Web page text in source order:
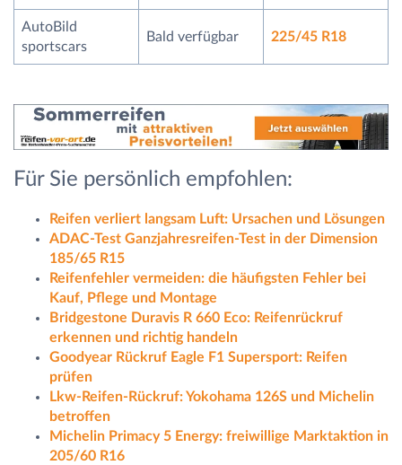
AutoBild
sportscars
Bald verfügbar 225/45 R18
Für Sie persönlich empfohlen:
Reifen verliert langsam Luft: Ursachen und Lösungen
ADAC-Test Ganzjahresreifen-Test in der Dimension
185/65 R15
Reifenfehler vermeiden: die häufigsten Fehler bei
Kauf, Pflege und Montage
Bridgestone Duravis R 660 Eco: Reifenrückruf
erkennen und richtig handeln
Goodyear Rückruf Eagle F1 Supersport: Reifen
prüfen
Lkw-Reifen-Rückruf: Yokohama 126S und Michelin
betroffen
Michelin Primacy 5 Energy: freiwillige Marktaktion in
205/60 R16